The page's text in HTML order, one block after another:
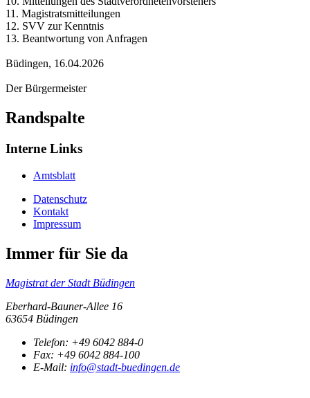
11. Magistratsmitteilungen
12. SVV zur Kenntnis
13. Beantwortung von Anfragen
Büdingen, 16.04.2026
Der Bürgermeister
Randspalte
Interne Links
Amtsblatt
Datenschutz
Kontakt
Impressum
Immer für Sie da
Magistrat der Stadt Büdingen
Eberhard-Bauner-Allee 16
63654 Büdingen
Telefon: +49 6042 884-0
Fax: +49 6042 884-100
E-Mail: info@stadt-buedingen.de